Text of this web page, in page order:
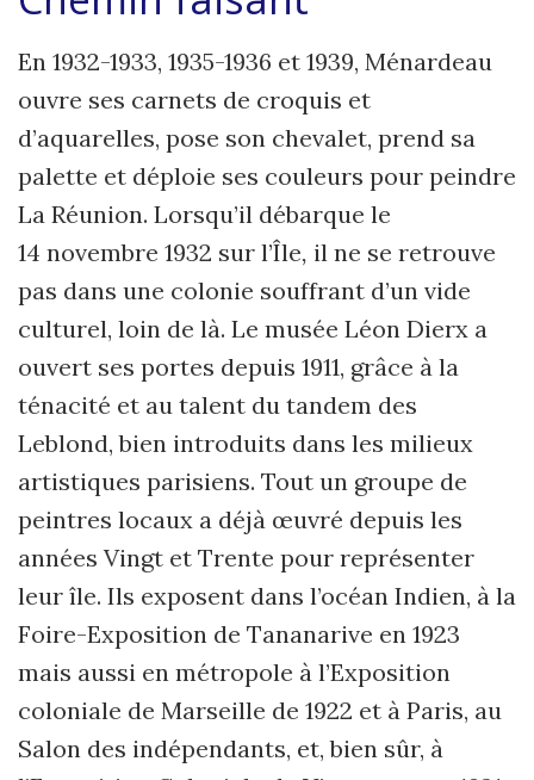
En 1932-1933, 1935-1936 et 1939, Ménardeau
ouvre ses carnets de croquis et
d’aquarelles, pose son chevalet, prend sa
palette et déploie ses couleurs pour peindre
La Réunion. Lorsqu’il débarque le
14 novembre 1932 sur l’Île, il ne se retrouve
pas dans une colonie souffrant d’un vide
culturel, loin de là. Le musée Léon Dierx a
ouvert ses portes depuis 1911, grâce à la
ténacité et au talent du tandem des
Leblond, bien introduits dans les milieux
artistiques parisiens. Tout un groupe de
peintres locaux a déjà œuvré depuis les
années Vingt et Trente pour représenter
leur île. Ils exposent dans l’océan Indien, à la
Foire-Exposition de Tananarive en 1923
mais aussi en métropole à l’Exposition
coloniale de Marseille de 1922 et à Paris, au
Salon des indépendants, et, bien sûr, à